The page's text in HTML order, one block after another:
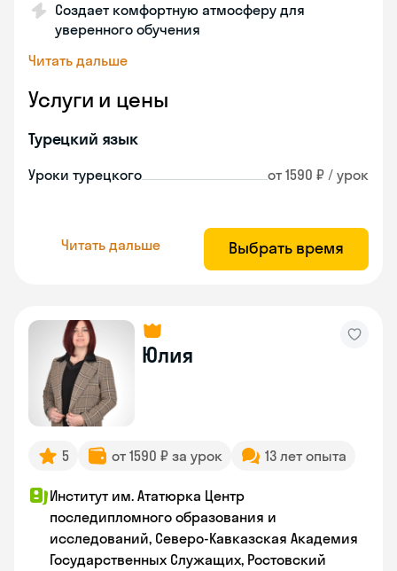
Создает комфортную атмосферу для
уверенного обучения
Читать дальше
Услуги и цены
Турецкий язык
Уроки турецкого от 1590 ₽ / урок
Читать дальше Выбрать время
Юлия
5 от 1590 ₽ за урок 13 лет опыта
Институт им. Ататюрка Центр
последипломного образования и
исследований, Северо-Кавказская Академия
Государственных Служащих, Ростовский